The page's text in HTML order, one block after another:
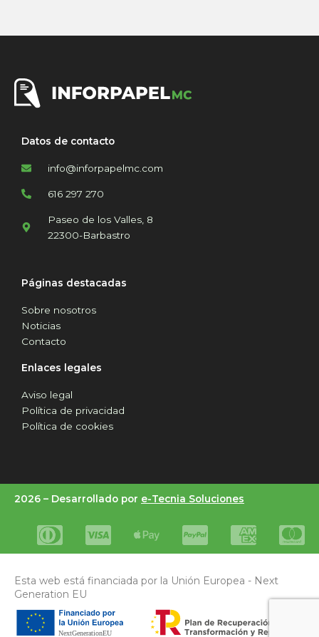
Datos de contacto
info@inforpapelmc.com
616 297 270
Paseo de los Valles, 8
22300-Barbastro
Páginas destacadas
Sobre nosotros
Noticias
Contacto
Enlaces legales
Aviso legal
Política de privacidad
Política de cookies
2026 – Desarrollado por e-Tecnia Soluciones
Esta web está financiada por la Unión Europea - Next
Generation EU